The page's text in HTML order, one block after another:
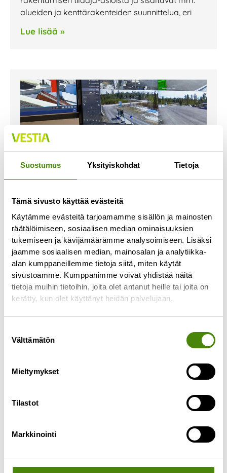
Suostumus Yksityiskohdat Tietoja
Tämä sivusto käyttää evästeitä
Käytämme evästeitä tarjoamamme sisällön ja mainosten
räätälöimiseen, sosiaalisen median ominaisuuksien
tukemiseen ja kävijämäärämme analysoimiseen. Lisäksi
jaamme sosiaalisen median, mainosalan ja analytiikka-
alan kumppaneillemme tietoja siitä, miten käytät
sivustoamme. Kumppanimme voivat yhdistää näitä
tietoja muihin tietoihin, joita olet antanut heille tai joita on
kerätty, kun olet käyttänyt heidän palvelujaan.
valinta
Välttämätön
Mieltymykset
Tilastot
Markkinointi
alueiden ja kenttärakenteiden suunnittelua, eri
Lue lisää »
REKRY: Valvomo-operaattori
29.11.2024
Haemme nyt työntekijää lajittelupihojen
etävalvomoon Ylivieskaan. Työ sisältää
lajittelupihojen etävalvontaa, asiakkaiden
opastusta ja neuvontaa sekä lajittelupihojen